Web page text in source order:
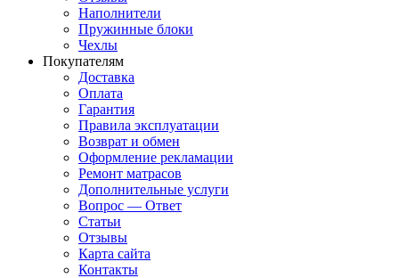
Наполнители
Пружинные блоки
Чехлы
Покупателям
Доставка
Оплата
Гарантия
Правила эксплуатации
Возврат и обмен
Оформление рекламации
Ремонт матрасов
Дополнительные услуги
Вопрос — Ответ
Статьи
Отзывы
Карта сайта
Контакты